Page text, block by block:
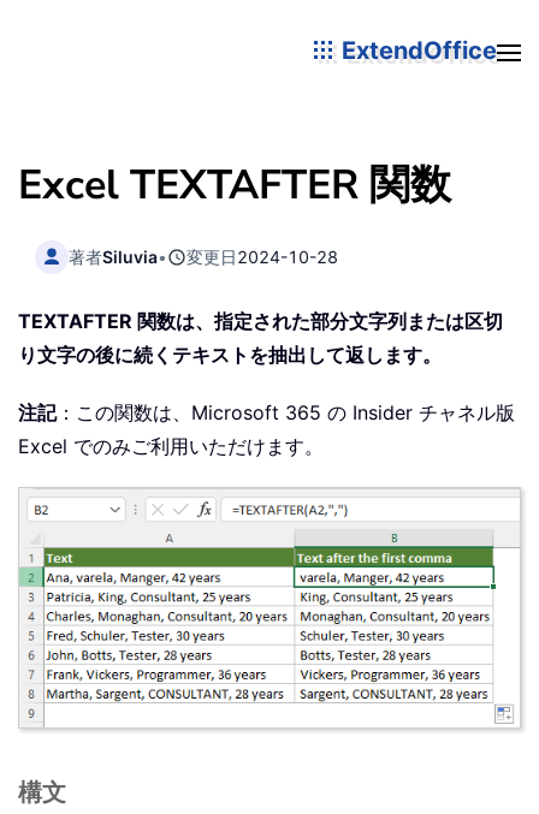
ExtendOffice
Excel TEXTAFTER 関数
著者Siluvia• 変更日2024-10-28
TEXTAFTER 関数は、指定された部分文字列または区切
り文字の後に続くテキストを抽出して返します。
注記：この関数は、Microsoft 365 の Insider チャネル版
Excel でのみご利用いただけます。
構文